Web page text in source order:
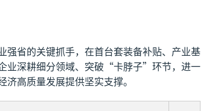
强省的关键抓手，在首台套装备补贴、产业基
业深耕细分领域、突破“卡脖子”环节，进一
高质量发展提供坚实支撑。